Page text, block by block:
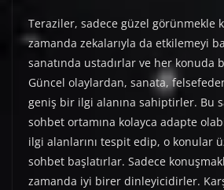
Teraziler, sadece güzel görünmekle
zamanda zekalarıyla da etkilemeyi
sanatında ustadırlar ve her konuda
Güncel olaylardan, sanata,
geniş bir ilgi alanına sahiptirler. Bu
sohbet ortamına kolayca adapte
ilgi alanlarını tespit edip, o konular
sohbet başlatırlar. Sadece
zamanda iyi birer dinleyicidirler.